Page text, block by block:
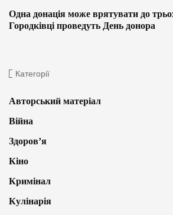
Одна донація може врятувати до
Городківці проведуть День донора
Категорії
Авторський матеріал
Війна
Здоров’я
Кіно
Кримінал
Кулінарія